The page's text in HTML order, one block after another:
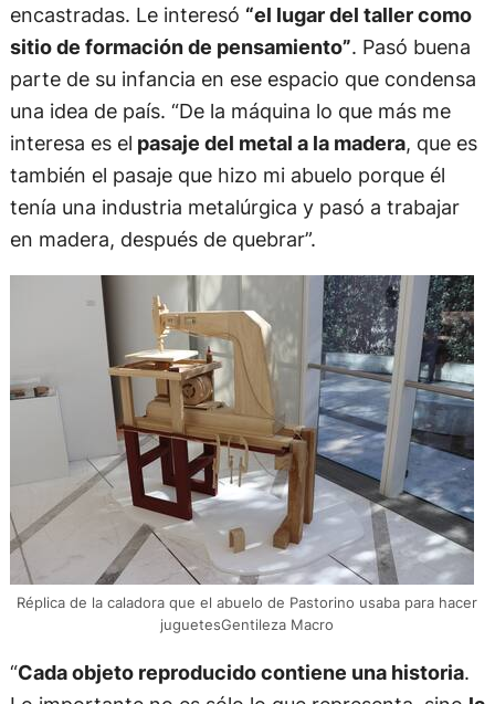
encastradas. Le interesó “el lugar del taller como
sitio de formación de pensamiento”. Pasó buena
parte de su infancia en ese espacio que condensa
una idea de país. “De la máquina lo que más me
interesa es el pasaje del metal a la madera, que es
también el pasaje que hizo mi abuelo porque él
tenía una industria metalúrgica y pasó a trabajar
en madera, después de quebrar”.
Réplica de la caladora que el abuelo de Pastorino usaba para hacer
juguetesGentileza Macro
“Cada objeto reproducido contiene una historia.